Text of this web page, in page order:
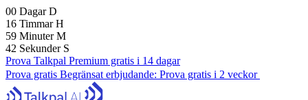
00 DagarD
16 TimmarH
59 MinuterM
41 Sekunder S
Prova Talkpal Premium gratis i 14 dagar
Prova gratis Begränsat erbjudande: Prova gratis i 2 veckor